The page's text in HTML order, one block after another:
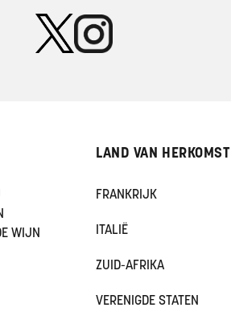
WIJN
LAND VAN HERKOMST
FRANKRIJK
ITALIË
ZUID-AFRIKA
VERENIGDE STATEN